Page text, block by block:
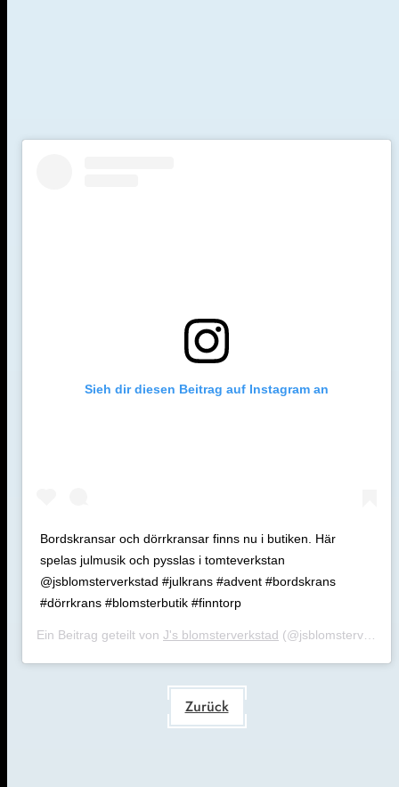
Sieh dir diesen Beitrag auf Instagram an
Bordskransar och dörrkransar finns nu i butiken. Här
spelas julmusik och pysslas i tomteverkstan
@jsblomsterverkstad #julkrans #advent #bordskrans
#dörrkrans #blomsterbutik #finntorp
Ein Beitrag geteilt von J's blomsterverkstad (@jsblomsterverkstad) am
Zurück